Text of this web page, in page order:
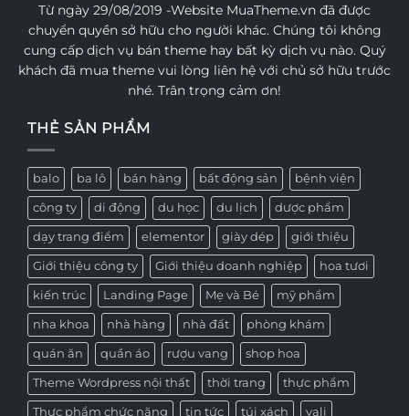
Từ ngày 29/08/2019 -Website MuaTheme.vn đã được
chuyển quyền sở hữu cho người khác. Chúng tôi không
cung cấp dịch vụ bán theme hay bất kỳ dịch vụ nào. Quý
khách đã mua theme vui lòng liên hệ với chủ sở hữu trước
nhé. Trân trọng cảm ơn!
THẺ SẢN PHẨM
balo ba lô bán hàng bất động sản bệnh viện
công ty di động du học du lịch dược phẩm
dạy trang điểm elementor giày dép giới thiệu
Giới thiệu công ty Giới thiệu doanh nghiệp hoa tươi
kiến trúc Landing Page Mẹ và Bé mỹ phẩm
nha khoa nhà hàng nhà đất phòng khám
quán ăn quần áo rượu vang shop hoa
Theme Wordpress nội thất thời trang thực phẩm
Thực phẩm chức năng tin tức túi xách vali